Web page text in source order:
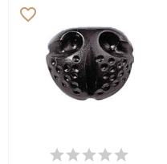
EN STOCK
favorite_border